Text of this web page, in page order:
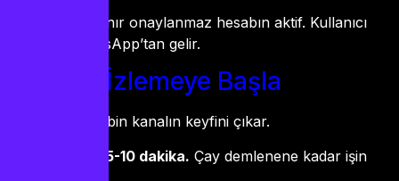
Ödeme onaylanır onaylanmaz hesabın aktif. Kullanıcı
bilgilerin WhatsApp’tan gelir.
Adım 5: İzlemeye Başla
Bilgileri gir, 20 bin kanalın keyfini çıkar.
Toplam süre: 5-10 dakika. Çay demlenene kadar işin